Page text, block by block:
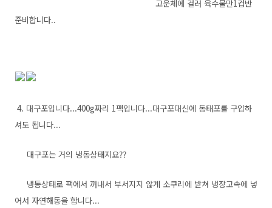
고운체에 걸러 육수물만1컵반
준비합니다..
4. 대구포입니다...400g짜리 1팩입니다...대구포대신에 동태포를 구입하
셔도 됩니다...
대구포는 거의 냉동상태지요??
냉동상태로 팩에서 꺼내서 부서지지 않게 소쿠리에 받쳐 냉장고속에 넣
어서 자연해동을 합니다...